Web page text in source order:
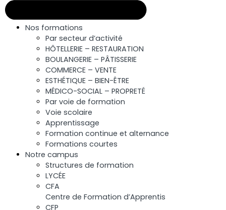
Nos formations
Par secteur d’activité
HÔTELLERIE – RESTAURATION
BOULANGERIE – PÂTISSERIE
COMMERCE – VENTE
ESTHÉTIQUE – BIEN-ÊTRE
MÉDICO-SOCIAL – PROPRETÉ
Par voie de formation
Voie scolaire
Apprentissage
Formation continue et alternance
Formations courtes
Notre campus
Structures de formation
LYCÉE
CFA
Centre de Formation d’Apprentis
CFP